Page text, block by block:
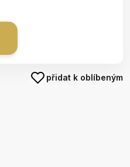
přidat k oblíbeným